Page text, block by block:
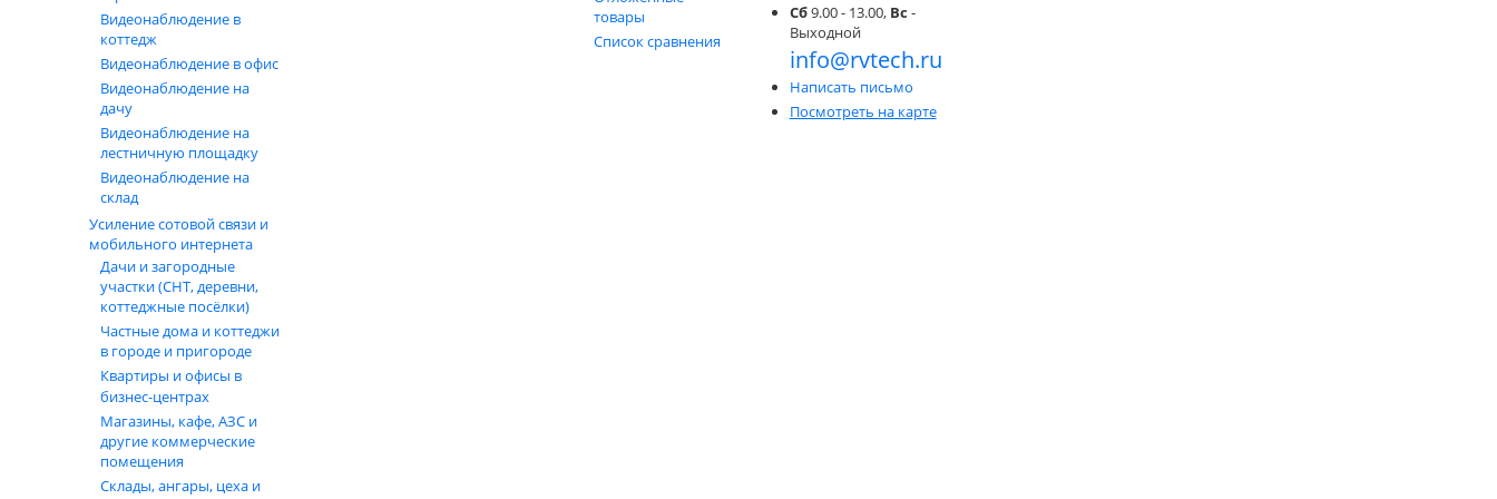
Видеонаблюдение в
коттедж
Видеонаблюдение в офис
Видеонаблюдение на
дачу
Видеонаблюдение на
лестничную площадку
Видеонаблюдение на
склад
Усиление сотовой связи и
мобильного интернета
Дачи и загородные
участки (СНТ, деревни,
коттеджные посёлки)
Частные дома и коттеджи
в городе и пригороде
Квартиры и офисы в
бизнес‑центрах
Магазины, кафе, АЗС и
другие коммерческие
помещения
Склады, ангары, цеха и
товары
Список сравнения
Сб9.00 - 13.00, Вс -
Выходной
info@rvtech.ru
Написать письмо
Посмотреть на карте